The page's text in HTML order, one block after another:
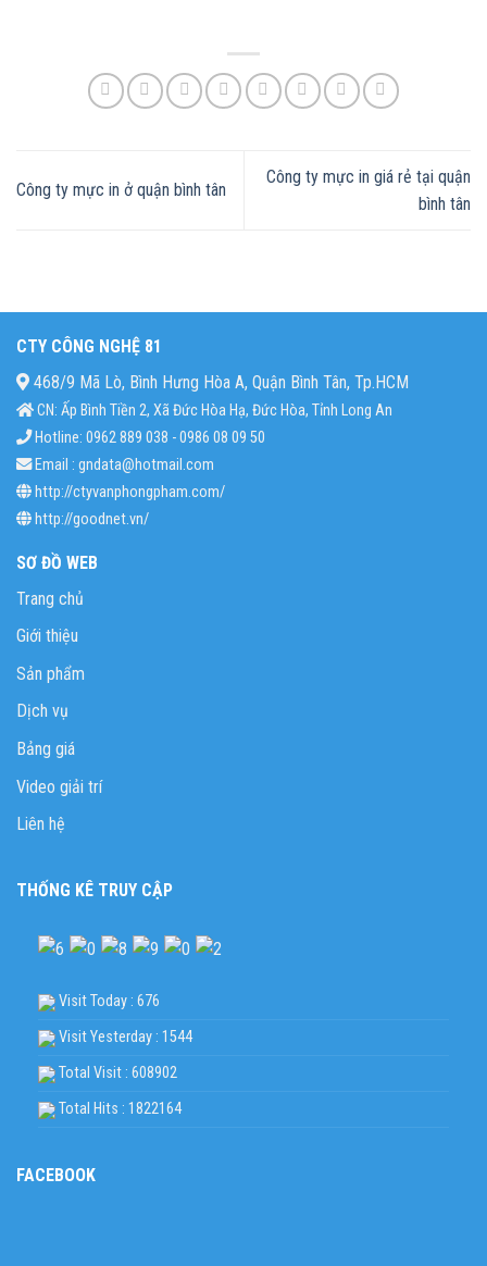
Công ty mực in ở quận bình tân
Công ty mực in giá rẻ tại quận
bình tân
CTY CÔNG NGHỆ 81
468/9 Mã Lò, Bình Hưng Hòa A, Quận Bình Tân, Tp.HCM
CN: Ấp Bình Tiền 2, Xã Đức Hòa Hạ, Đức Hòa, Tỉnh Long An
Hotline: 0962 889 038 - 0986 08 09 50
Email : gndata@hotmail.com
http://ctyvanphongpham.com/
http://goodnet.vn/
SƠ ĐỒ WEB
Trang chủ
Giới thiệu
Sản phẩm
Dịch vụ
Bảng giá
Video giải trí
Liên hệ
THỐNG KÊ TRUY CẬP
Visit Today : 676
Visit Yesterday : 1544
Total Visit : 608902
Total Hits : 1822164
FACEBOOK